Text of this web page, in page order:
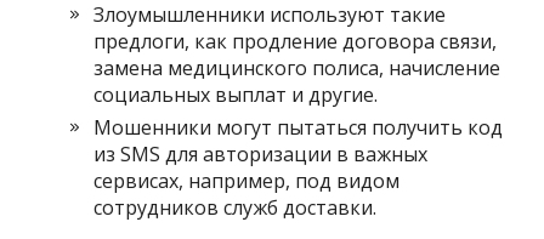
Злоумышленники используют такие
предлоги, как продление договора связи,
замена медицинского полиса, начисление
социальных выплат и другие.
Мошенники могут пытаться получить код
из SMS для авторизации в важных
сервисах, например, под видом
сотрудников служб доставки.